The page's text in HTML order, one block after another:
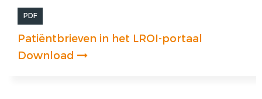
PDF
Patiëntbrieven in het LROI-portaal
Download